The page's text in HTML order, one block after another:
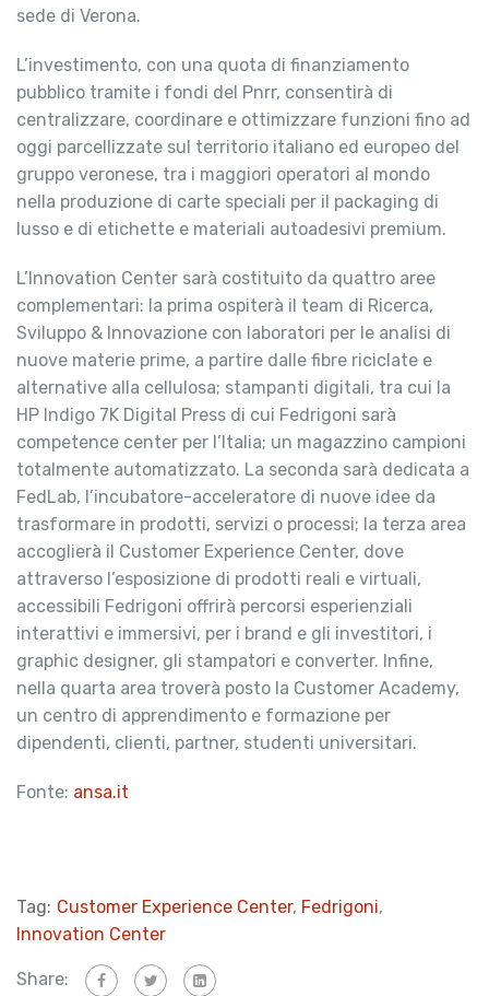
sede di Verona.
L’investimento, con una quota di finanziamento
pubblico tramite i fondi del Pnrr, consentirà di
centralizzare, coordinare e ottimizzare funzioni fino ad
oggi parcellizzate sul territorio italiano ed europeo del
gruppo veronese, tra i maggiori operatori al mondo
nella produzione di carte speciali per il packaging di
lusso e di etichette e materiali autoadesivi premium.
L’Innovation Center sarà costituito da quattro aree
complementari: la prima ospiterà il team di Ricerca,
Sviluppo & Innovazione con laboratori per le analisi di
nuove materie prime, a partire dalle fibre riciclate e
alternative alla cellulosa; stampanti digitali, tra cui la
HP Indigo 7K Digital Press di cui Fedrigoni sarà
competence center per l’Italia; un magazzino campioni
totalmente automatizzato. La seconda sarà dedicata a
FedLab, l’incubatore-acceleratore di nuove idee da
trasformare in prodotti, servizi o processi; la terza area
accoglierà il Customer Experience Center, dove
attraverso l’esposizione di prodotti reali e virtuali,
accessibili Fedrigoni offrirà percorsi esperienziali
interattivi e immersivi, per i brand e gli investitori, i
graphic designer, gli stampatori e converter. Infine,
nella quarta area troverà posto la Customer Academy,
un centro di apprendimento e formazione per
dipendenti, clienti, partner, studenti universitari.
Fonte: ansa.it
Tag: Customer Experience Center, Fedrigoni,
Innovation Center
Share: